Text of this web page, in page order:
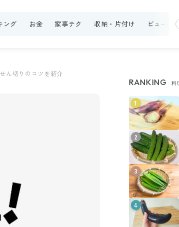
ング お金 家事テク 収納・片付け ビューテ
ん切りのコツを紹介
RANKING 料
1
2
3
4